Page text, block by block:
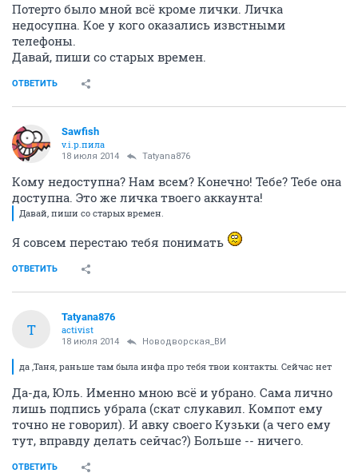
Потерто было мной всё кроме лички. Личка
недосупна. Кое у кого оказались извстными
телефоны.
Давай, пиши со старых времен.
ОТВЕТИТЬ
Sawfish
v.i.p.пила
18 июля 2014 Tatyana876
Кому недоступна? Нам всем? Конечно! Тебе? Тебе она
доступна. Это же личка твоего аккаунта!
Давай, пиши со старых времен.
Я совсем перестаю тебя понимать
ОТВЕТИТЬ
T
Tatyana876
activist
18 июля 2014 Новодворcкая_ВИ
да ,Таня, раньше там была инфа про тебя твои контакты. Сейчас нет
Да-да, Юль. Именно мною всё и убрано. Сама лично
лишь подпись убрала (скат слукавил. Компот ему
точно не говорил). И авку своего Кузьки (а чего ему
тут, вправду делать сейчас?) Больше -- ничего.
ОТВЕТИТЬ